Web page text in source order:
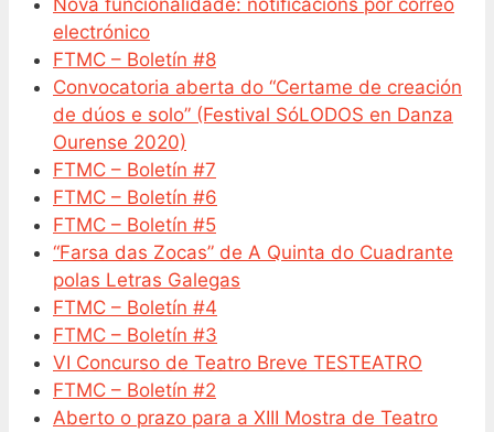
electrónico
FTMC – Boletín #8
Convocatoria aberta do “Certame de creación
de dúos e solo” (Festival SóLODOS en Danza
Ourense 2020)
FTMC – Boletín #7
FTMC – Boletín #6
FTMC – Boletín #5
“Farsa das Zocas” de A Quinta do Cuadrante
polas Letras Galegas
FTMC – Boletín #4
FTMC – Boletín #3
VI Concurso de Teatro Breve TESTEATRO
FTMC – Boletín #2
Aberto o prazo para a XIII Mostra de Teatro